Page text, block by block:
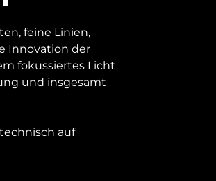
feine Linien,
Innovation der
fokussiertes Licht
und insgesamt
auf